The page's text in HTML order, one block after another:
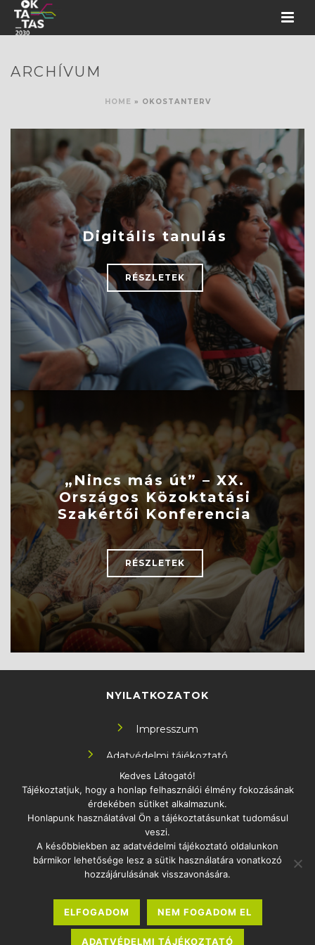
ARCHÍVUM
HOME » OKOSTANTERV
Digitális tanulás
RÉSZLETEK
„Nincs más út” – XX.
Országos Közoktatási
Szakértői Konferencia
RÉSZLETEK
NYILATKOZATOK
Impresszum
Adatvédelmi tájékoztató
KÖVESS MINKET!
ELÉRHETŐSÉG
1097 Budapest Könyves Kálmán körút 12-14.
info.oktatas2030@uni-eszterhazy.hu
Sajtó
Kedves Látogató!
Tájékoztatjuk, hogy a honlap felhasználói élmény fokozásának
érdekében sütiket alkalmazunk.
Honlapunk használatával Ön a tájékoztatásunkat tudomásul
veszi.
A későbbiekben az adatvédelmi tájékoztató oldalunkon
bármikor lehetősége lesz a sütik használatára vonatkozó
hozzájárulásának visszavonására.
ELFOGADOM NEM FOGADOM EL
ADATVÉDELMI TÁJÉKOZTATÓ